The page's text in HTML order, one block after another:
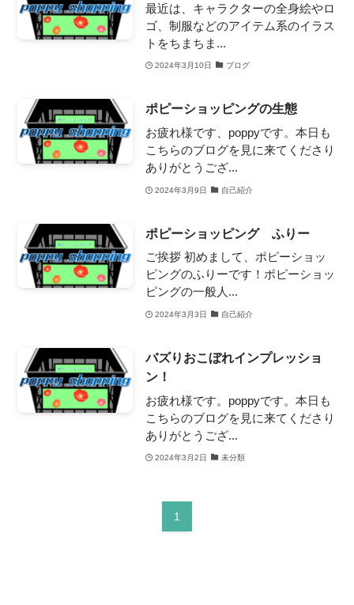
最近は、キャラクターの全身絵やロ
ゴ、制服などのアイテム系のイラス
トをちまちま...
2024年3月10日 ブログ
ポピーショッピングの生態
お疲れ様です、poppyです。本日も
こちらのブログを見に来てくださり
ありがとうござ...
2024年3月9日 自己紹介
ポピーショッピング ふりー
ご挨拶 初めまして、ポピーショッ
ピングのふりーです！ポピーショッ
ピングの一般人...
2024年3月3日 自己紹介
バズりおこぼれインプレッショ
ン！
お疲れ様です。poppyです。本日も
こちらのブログを見に来てくださり
ありがとうござ...
2024年3月2日 未分類
1